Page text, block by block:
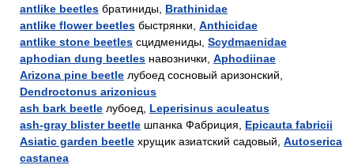
antlike beetles братиниды, Brathinidae
antlike flower beetles быстрянки, Anthicidae
antlike stone beetles сцидмениды, Scydmaenidae
aphodian dung beetles навознички, Aphodiinae
Arizona pine beetle лубоед сосновый аризонский,
Dendroctonus arizonicus
ash bark beetle лубоед, Leperisinus aculeatus
ash-gray blister beetle шпанка Фабриция, Epicauta fabricii
Asiatic garden beetle хрущик азиатский садовый, Autoserica
castanea